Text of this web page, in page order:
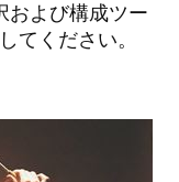
および構成ツー
てください。